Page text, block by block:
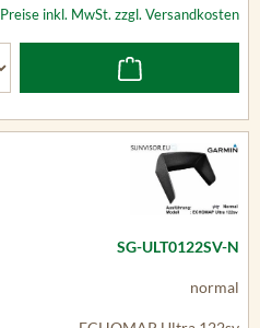
Preise inkl. MwSt. zzgl. Versandkosten
SG-ULT0122SV-N
normal